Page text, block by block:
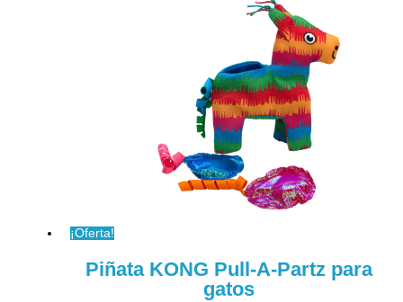
¡Oferta!
Piñata KONG Pull-A-Partz para
gatos